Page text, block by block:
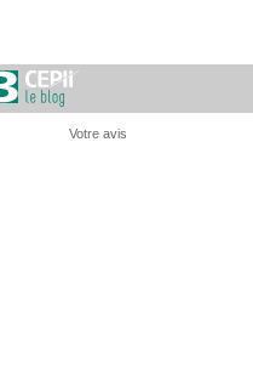
Votre avis